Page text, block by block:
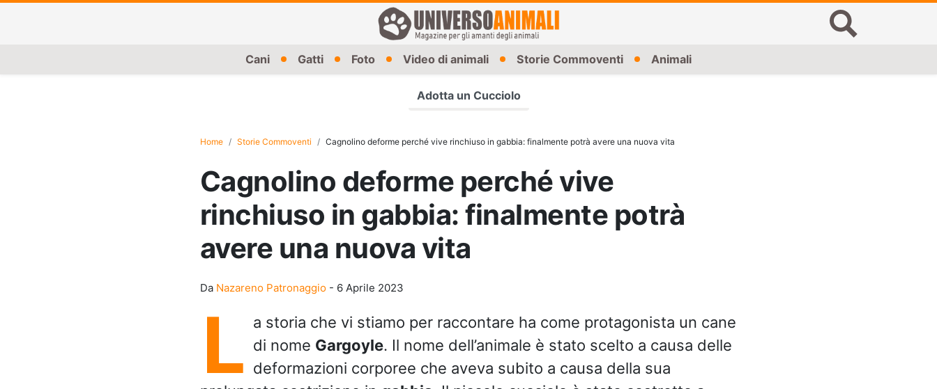
Cani Gatti Foto Video di animali Storie Commoventi Animali
Adotta un Cucciolo
Home Storie Commoventi Cagnolino deforme perché vive rinchiuso in gabbia: finalmente potrà avere una nuova vita
Cagnolino deforme perché vive
rinchiuso in gabbia: finalmente potrà
avere una nuova vita
Da Nazareno Patronaggio- 6 Aprile 2023
L a storia che vi stiamo per raccontare ha come protagonista un cane
di nome Gargoyle. Il nome dell’animale è stato scelto a causa delle
deformazioni corporee che aveva subito a causa della sua